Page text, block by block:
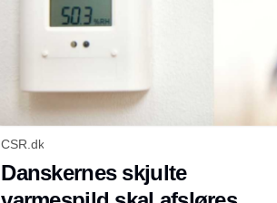
CSR.dk
Danskernes skjulte